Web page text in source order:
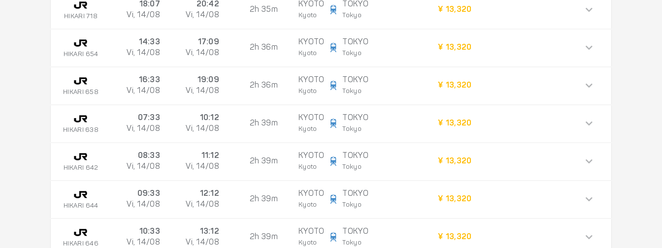
HIKARI 718
18:07
Vi, 14/08
20:42
Vi, 14/08
2h 35m
KYOTO
Kyoto
TOKYO
Tokyo
¥ 13,320
HIKARI 654
14:33
Vi, 14/08
17:09
Vi, 14/08
2h 36m
KYOTO
Kyoto
TOKYO
Tokyo
¥ 13,320
HIKARI 658
16:33
Vi, 14/08
19:09
Vi, 14/08
2h 36m
KYOTO
Kyoto
TOKYO
Tokyo
¥ 13,320
HIKARI 638
07:33
Vi, 14/08
10:12
Vi, 14/08
2h 39m
KYOTO
Kyoto
TOKYO
Tokyo
¥ 13,320
HIKARI 642
08:33
Vi, 14/08
11:12
Vi, 14/08
2h 39m
KYOTO
Kyoto
TOKYO
Tokyo
¥ 13,320
HIKARI 644
09:33
Vi, 14/08
12:12
Vi, 14/08
2h 39m
KYOTO
Kyoto
TOKYO
Tokyo
¥ 13,320
HIKARI 646
10:33
Vi, 14/08
13:12
Vi, 14/08
2h 39m
KYOTO
Kyoto
TOKYO
Tokyo
¥ 13,320